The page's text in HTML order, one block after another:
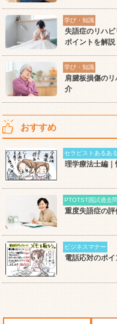
学び・知識
失語症のリハ
ポイントを解説
学び・知識
肩腱板損傷の
介
おすすめ
セラピストあるある
理学療法士編
PTOTST国試過去
重度失語症の
ビジネスマナー
電話応対のポイ